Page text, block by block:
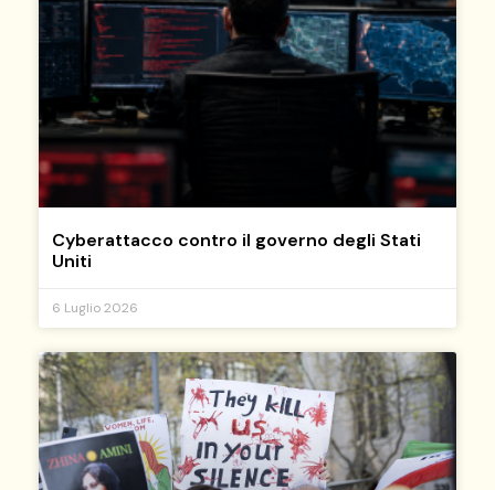
Cyberattacco contro il governo degli Stati
Uniti
6 Luglio 2026